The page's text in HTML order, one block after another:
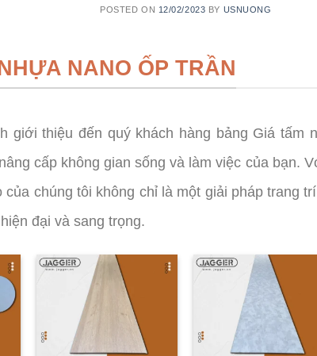
POSTED ON 12/02/2023 BY USNUONG
NANO ỐP TRẦN
giới thiệu đến quý khách hàng bảng Giá tấm
cấp không gian sống và làm việc của bạn.
của chúng tôi không chỉ là một giải pháp trang
đại và sang trọng.